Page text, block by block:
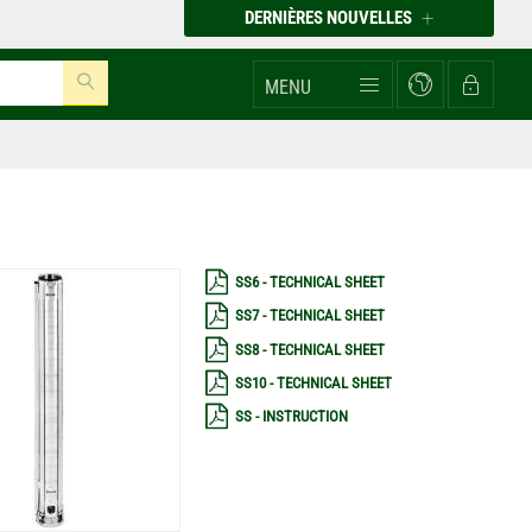
DERNIÈRES NOUVELLES
MENU
SS6 - TECHNICAL SHEET
SS7 - TECHNICAL SHEET
SS8 - TECHNICAL SHEET
SS10 - TECHNICAL SHEET
SS - INSTRUCTION